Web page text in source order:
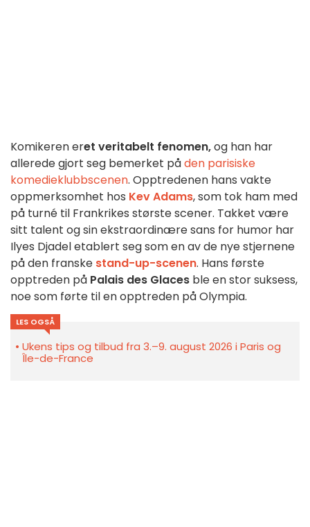
Komikeren eret veritabelt fenomen,og han har
allerede gjort seg bemerket påden parisiske
komedieklubbscenen. Opptredenen hans vakte
oppmerksomhet hos Kev Adams, som tok ham med
på turné til Frankrikes største scener. Takket være
sitt talent og sin ekstraordinære sans for humor har
Ilyes Djadel etablert seg som en av de nye stjernene
på den franske stand-up-scenen. Hans første
opptreden på Palais des Glaces ble en stor suksess,
noe som førte til en opptreden på Olympia.
LES OGSÅ
Ukens tips og tilbud fra 3.–9. august 2026 i Paris og
Île-de-France